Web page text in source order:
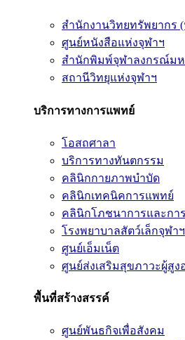
สำนักงานวิทยทรัพยากร
ศูนย์หนังสือแห่งจุฬาฯ
สำนักพิมพ์จุฬาลงกรณ์มห
สถานีวิทยุแห่งจุฬาฯ
บริการทางการแพทย์
โอสถศาลา
บริการทางทันตกรรม
คลินิกกายภาพบำบัด
คลินิกเทคนิคการแพทย์
คลินิกโภชนาการและกา
โรงพยาบาลสัตว์เล็กจุฬาฯ
ศูนย์เอ็มเน็ต
ศูนย์ส่งเสริมสุขภาวะผู้สูง
พื้นที่สร้างสรรค์
ศูนย์พันธกิจเพื่อสังคม